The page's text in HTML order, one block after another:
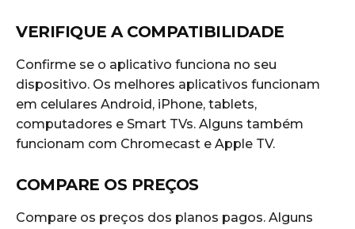
VERIFIQUE A COMPATIBILIDADE
Confirme se o aplicativo funciona no seu
dispositivo. Os melhores aplicativos funcionam
em celulares Android, iPhone, tablets,
computadores e Smart TVs. Alguns também
funcionam com Chromecast e Apple TV.
COMPARE OS PREÇOS
Compare os preços dos planos pagos. Alguns